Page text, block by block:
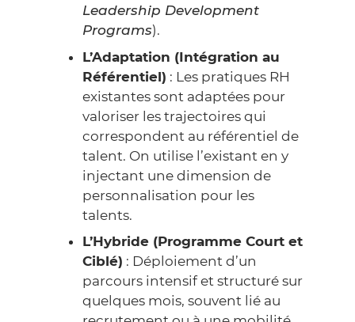
Leadership Development
Programs).
L’Adaptation (Intégration au
Référentiel) : Les pratiques RH
existantes sont adaptées pour
valoriser les trajectoires qui
correspondent au référentiel de
talent. On utilise l’existant en y
injectant une dimension de
personnalisation pour les
talents.
L’Hybride (Programme Court et
Ciblé) : Déploiement d’un
parcours intensif et structuré sur
quelques mois, souvent lié au